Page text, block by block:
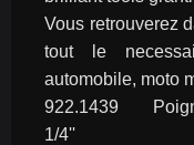
Vous retrouverez
tout le
automobile, moto
922.1439	Poignée emmanchée ULTIMATE®
1/4''